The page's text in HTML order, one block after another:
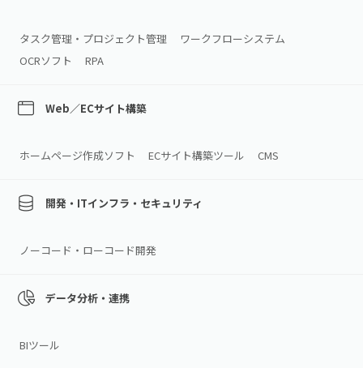
タスク管理・プロジェクト管理
ワークフローシステム
OCRソフト
RPA
Web／ECサイト構築
ホームページ作成ソフト ECサイト構築ツール CMS
開発・ITインフラ・セキュリティ
ノーコード・ローコード開発
データ分析・連携
BIツール